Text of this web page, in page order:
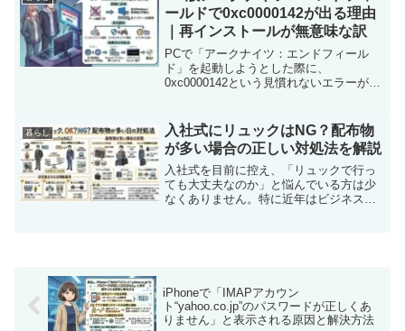
セージが流行っていま...
ールドで0xc0000142が出る理由
｜再インストールが無意味な訳
PCで「アークナイツ：エンドフィール
ド」を起動しようとした際に、
0xc0000142という見慣れないエラーが表
エラーの多くはゲーム自体の問題ではな
く、WindowsやP...
暮らし
入社式にリュックはNG？配布物
が多い場合の正しい対処法を解説
入社式を目前に控え、「リュックで行っ
ても大丈夫なのか」と悩んでいる方は少
なくありません。特に近年はビジネスス
iPhoneで「IMAPアカウン
ト“yahoo.co.jp”のパスワードが正しくあ
りません」と表示される原因と解決方法